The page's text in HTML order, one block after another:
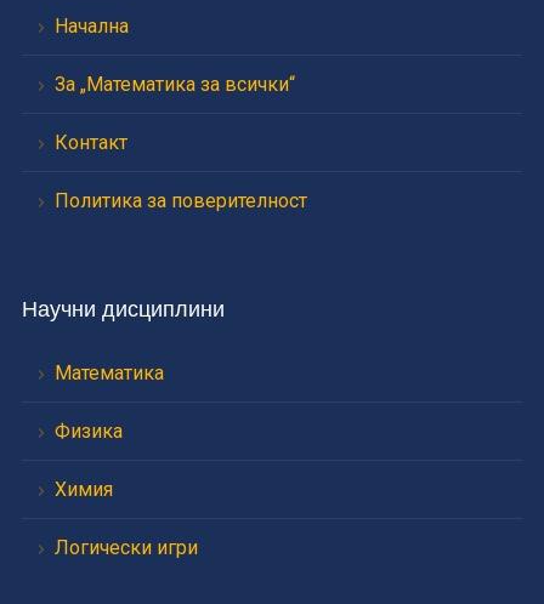
Начална
За „Математика за всички“
Контакт
Политика за поверителност
Научни дисциплини
Математика
Физика
Химия
Логически игри